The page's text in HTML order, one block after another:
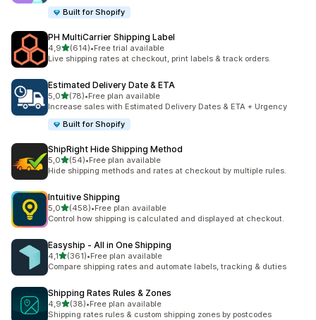
Built for Shopify
PH MultiCarrier Shipping Label
4,9z 5 hvězd
(614)
Celkový počet recenzí: 614
•Free trial available
Live shipping rates at checkout, print labels & track orders.
Estimated Delivery Date & ETA
5,0z 5 hvězd
(78)
Celkový počet recenzí: 78
•Free plan available
Increase sales with Estimated Delivery Dates & ETA + Urgency
Built for Shopify
ShipRight Hide Shipping Method
5,0z 5 hvězd
(54)
Celkový počet recenzí: 54
•Free plan available
Hide shipping methods and rates at checkout by multiple rules.
Intuitive Shipping
5,0z 5 hvězd
(458)
Celkový počet recenzí: 458
•Free plan available
Control how shipping is calculated and displayed at checkout.
Easyship ‑ All in One Shipping
4,1z 5 hvězd
(361)
Celkový počet recenzí: 361
•Free plan available
Compare shipping rates and automate labels, tracking & duties
Shipping Rates Rules & Zones
4,9z 5 hvězd
(38)
Celkový počet recenzí: 38
•Free plan available
Shipping rates rules & custom shipping zones by postcodes